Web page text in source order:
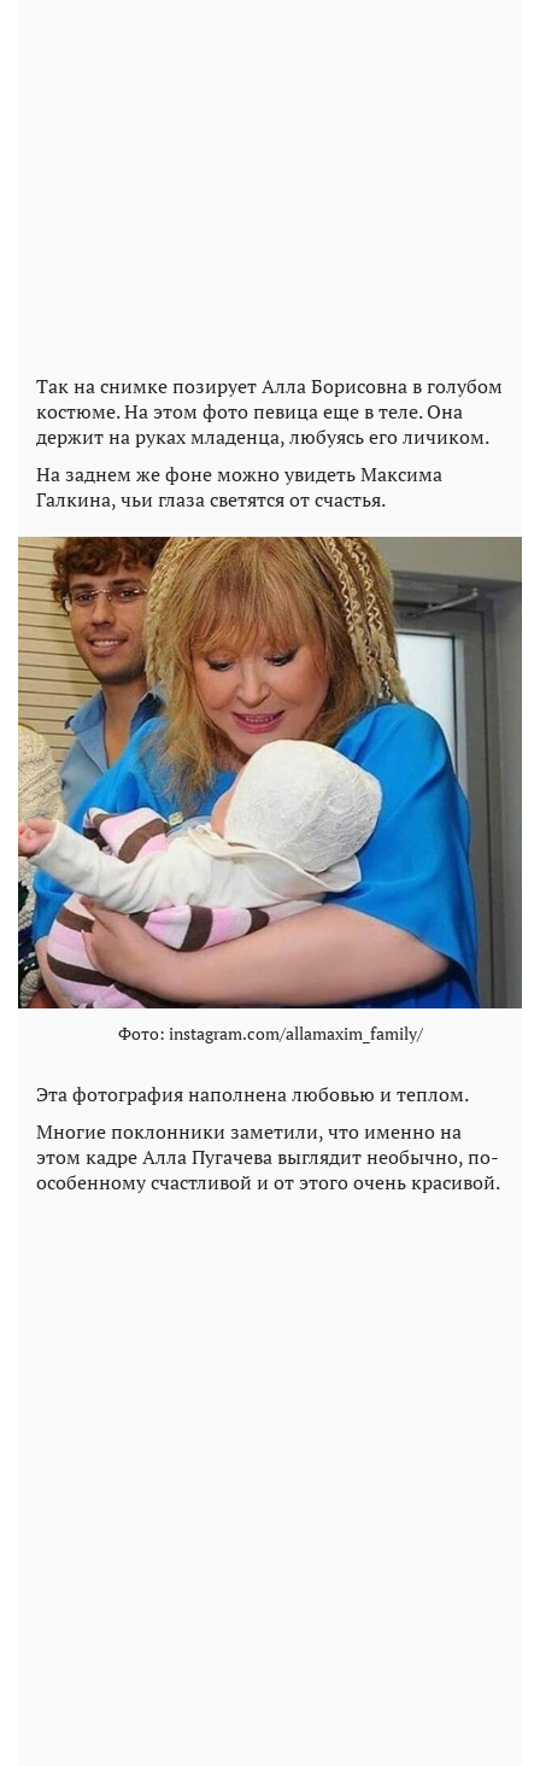
Так на снимке позирует Алла Борисовна в голубом
костюме. На этом фото певица еще в теле. Она
держит на руках младенца, любуясь его личиком.
На заднем же фоне можно увидеть Максима
Галкина, чьи глаза светятся от счастья.
Фото: instagram.com/allamaxim_family/
Эта фотография наполнена любовью и теплом.
Многие поклонники заметили, что именно на
этом кадре Алла Пугачева выглядит необычно, по-
особенному счастливой и от этого очень красивой.